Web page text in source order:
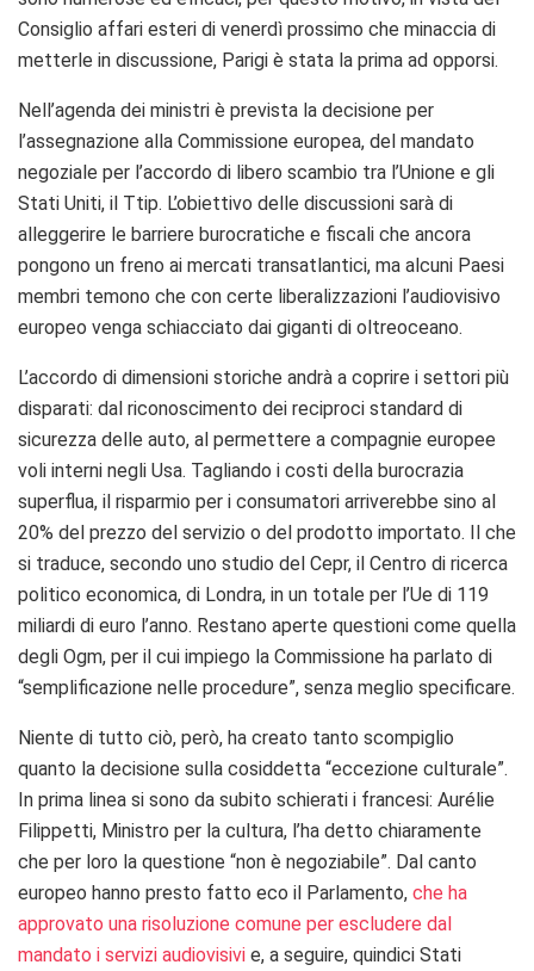
Consiglio affari esteri di venerdì prossimo che minaccia di
metterle in discussione, Parigi è stata la prima ad opporsi.
Nell’agenda dei ministri è prevista la decisione per
l’assegnazione alla Commissione europea, del mandato
negoziale per l’accordo di libero scambio tra l’Unione e gli
Stati Uniti, il Ttip. L’obiettivo delle discussioni sarà di
alleggerire le barriere burocratiche e fiscali che ancora
pongono un freno ai mercati transatlantici, ma alcuni Paesi
membri temono che con certe liberalizzazioni l’audiovisivo
europeo venga schiacciato dai giganti di oltreoceano.
L’accordo di dimensioni storiche andrà a coprire i settori più
disparati: dal riconoscimento dei reciproci standard di
sicurezza delle auto, al permettere a compagnie europee
voli interni negli Usa. Tagliando i costi della burocrazia
superflua, il risparmio per i consumatori arriverebbe sino al
20% del prezzo del servizio o del prodotto importato. Il che
si traduce, secondo uno studio del Cepr, il Centro di ricerca
politico economica, di Londra, in un totale per l’Ue di 119
miliardi di euro l’anno. Restano aperte questioni come quella
degli Ogm, per il cui impiego la Commissione ha parlato di
“semplificazione nelle procedure”, senza meglio specificare.
Niente di tutto ciò, però, ha creato tanto scompiglio
quanto la decisione sulla cosiddetta “eccezione culturale”.
In prima linea si sono da subito schierati i francesi: Aurélie
Filippetti, Ministro per la cultura, l’ha detto chiaramente
che per loro la questione “non è negoziabile”. Dal canto
europeo hanno presto fatto eco il Parlamento, che ha
approvato una risoluzione comune per escludere dal
mandato i servizi audiovisivi e, a seguire, quindici Stati